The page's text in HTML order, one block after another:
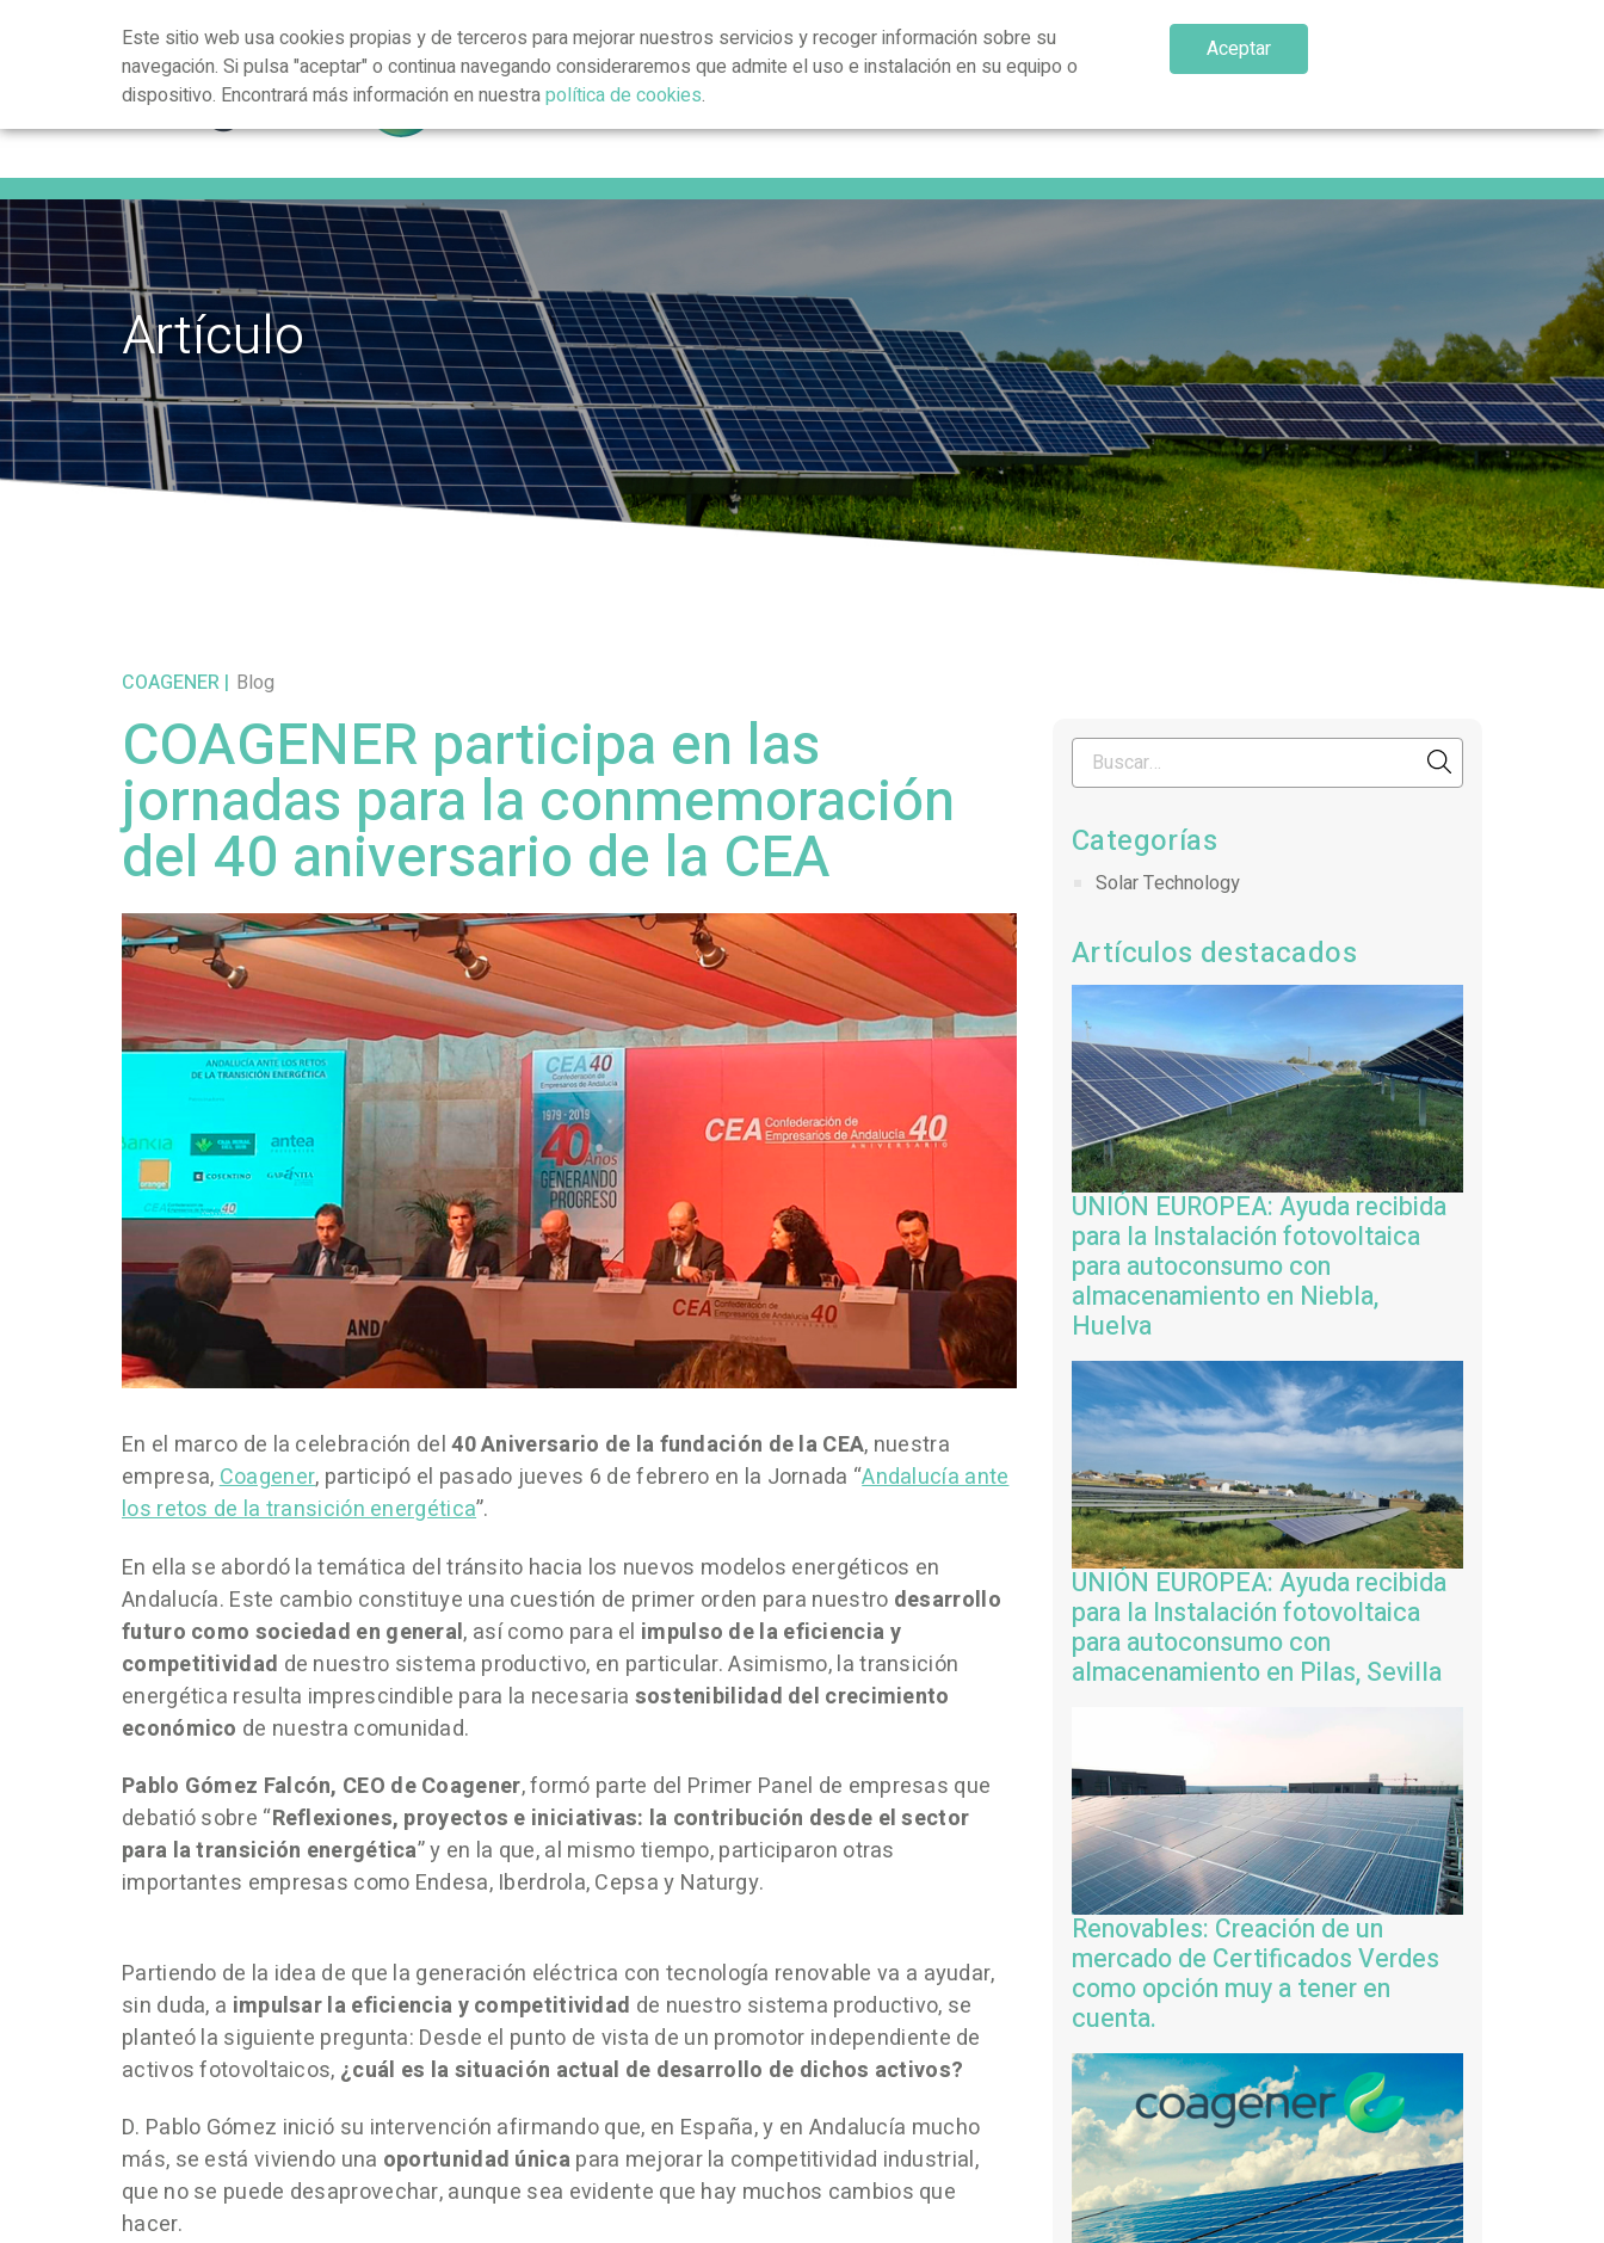
Este sitio web usa cookies propias y de terceros para mejorar nuestros servicios y recoger información sobre su
navegación. Si pulsa "aceptar" o continua navegando consideraremos que admite el uso e instalación en su equipo o
dispositivo. Encontrará más información en nuestrapolítica de cookies.
Aceptar
Artículo
COAGENER Blog
COAGENER participa en las
jornadas para la conmemoración
del 40 aniversario de la CEA
En el marco de la celebración del40 Aniversario de la fundación de la CEA, nuestra
empresa,Coagener, participó el pasado jueves 6 de febrero en la Jornada “Andalucía ante
los retos de la transición energética”.
En ella se abordó la temática del tránsito hacia los nuevos modelos energéticos en
Andalucía. Este cambio constituye una cuestión de primer orden para nuestro desarrollo
futuro como sociedad en general, así como para el impulso de la eficiencia y
competitividad de nuestro sistema productivo, en particular. Asimismo, la transición
energética resulta imprescindible para la necesaria sostenibilidad del crecimiento
económico de nuestra comunidad.
Pablo Gómez Falcón, CEO de Coagener, formó parte del Primer Panel de empresas que
debatió sobre “Reflexiones, proyectos e iniciativas: la contribución desde el sector
para la transición energética” y en la que, al mismo tiempo, participaron otras
importantes empresas como Endesa, Iberdrola, Cepsa y Naturgy.
Partiendo de la idea de que la generación eléctrica con tecnología renovable va a ayudar,
sin duda, a impulsar la eficiencia y competitividad de nuestro sistema productivo, se
planteó la siguiente pregunta: Desde el punto de vista de un promotor independiente de
activos fotovoltaicos, ¿cuál es la situación actual de desarrollo de dichos activos?
D. Pablo Gómez inició su intervención afirmando que, en España, y en Andalucía mucho
más, se está viviendo una oportunidad únicapara mejorar la competitividad industrial,
que no se puede desaprovechar, aunque sea evidente que hay muchos cambios que
hacer.
Categorías
Solar Technology
Artículos destacados
UNIÓN EUROPEA: Ayuda recibida
para la Instalación fotovoltaica
para autoconsumo con
almacenamiento en Niebla,
Huelva
UNIÓN EUROPEA: Ayuda recibida
para la Instalación fotovoltaica
para autoconsumo con
almacenamiento en Pilas, Sevilla
Renovables: Creación de un
mercado de Certificados Verdes
como opción muy a tener en
cuenta.